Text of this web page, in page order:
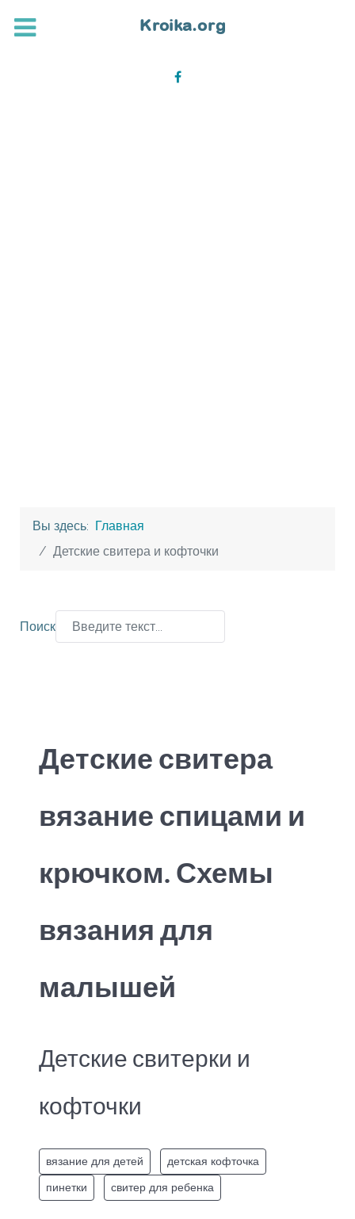
Вы здесь: Главная
Детские свитера и кофточки
Поиск
Детские свитера
вязание спицами и
крючком. Схемы
вязания для
малышей
Детские свитерки и
кофточки
вязание для детей детская кофточка
пинетки свитер для ребенка